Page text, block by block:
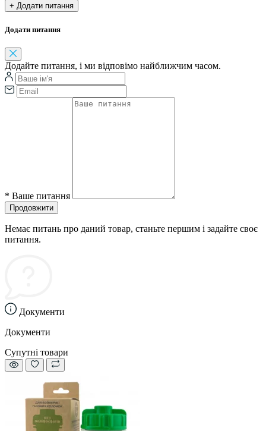
+ Додати питання
Додати питання
Додайте питання, і ми відповімо найближчим часом.
* Ваше питання
Продовжити
Немає питань про даний товар, станьте першим і задайте своє
питання.
Документи
Документи
Супутні товари